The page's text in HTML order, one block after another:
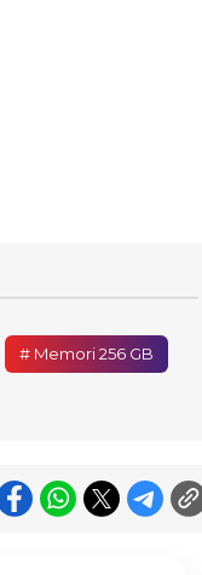
# Memori 256 GB